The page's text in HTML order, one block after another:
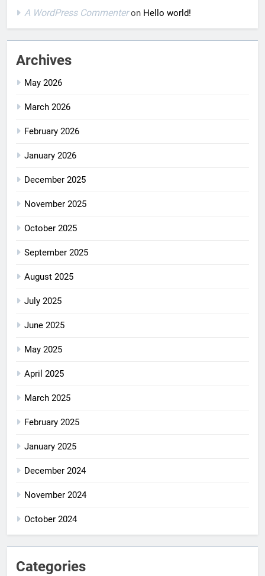
A WordPress Commenteron Hello world!
Archives
May 2026
March 2026
February 2026
January 2026
December 2025
November 2025
October 2025
September 2025
August 2025
July 2025
June 2025
May 2025
April 2025
March 2025
February 2025
January 2025
December 2024
November 2024
October 2024
Categories